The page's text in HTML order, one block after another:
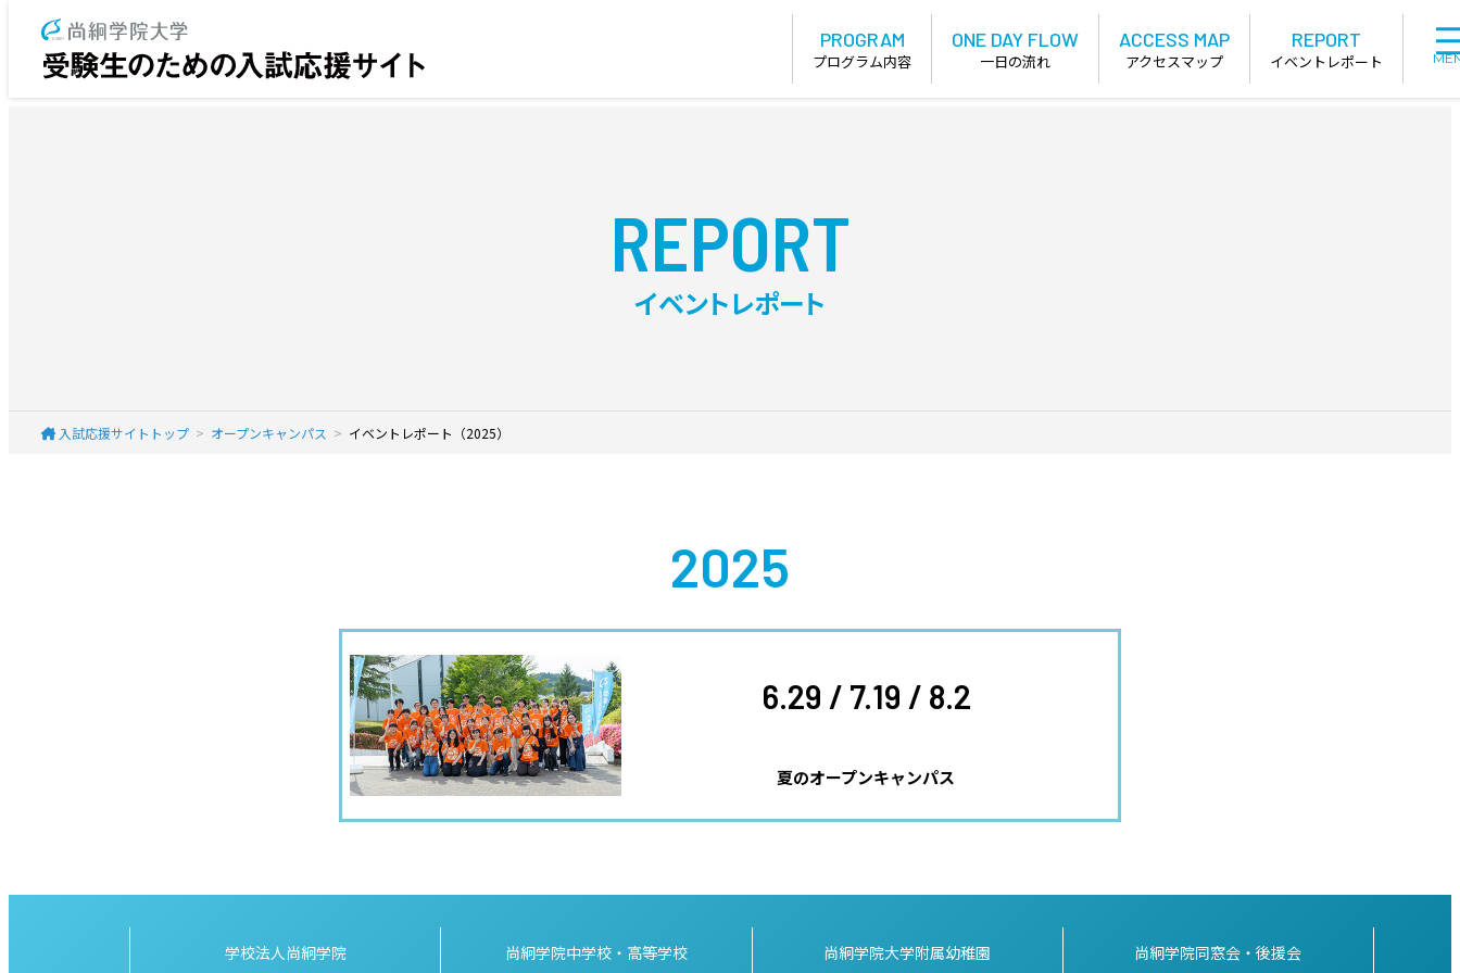
PROGRAM
プログラム内容
ONE DAY FLOW
一日の流れ
ACCESS MAP
アクセスマップ
REPORT
イベントレポート
REPORT
イベントレポート
入試応援サイトトップ オープンキャンパス イベントレポート（2025）
2025
6.29 / 7.19 / 8.2
夏のオープンキャンパス
学校法人尚絅学院 尚絅学院中学校・高等学校 尚絅学院大学附属幼稚園 尚絅学院同窓会・後援会